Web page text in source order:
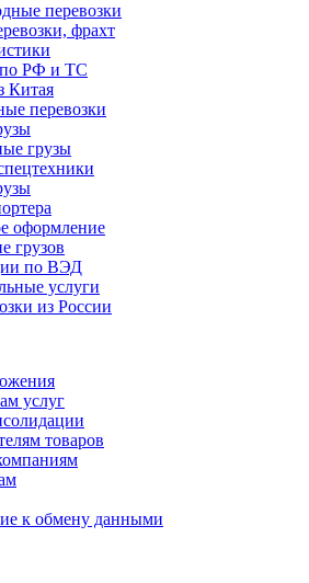
перевозки
фрахт
по РФ и ТС
Китая
перевозки
грузы
оформление
грузов
по ВЭД
услуги
из России
услуг
товаров
к обмену данными